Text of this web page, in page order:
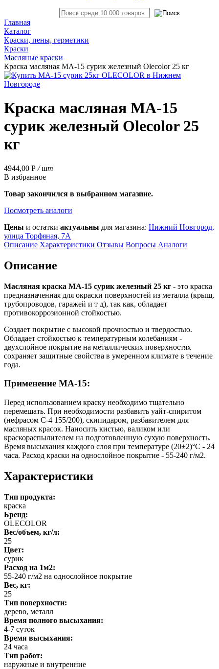
Главная
Каталог
Краски, пены, герметики
Краски
Масляные краски
Краска масляная МА-15 сурик железный Olecolor 25 кг
Краска масляная МА-15
сурик железный Olecolor 25
кг
4944,00 Р / шт
В избранное
Товар закончился в выбранном магазине.
Посмотреть аналоги
Цены и остатки актуальны для магазина: Нижний Новгород,
улица Торфяная, 7А
Описание Характеристики Отзывы Вопросы Аналоги
Описание
Масляная краска МА-15 сурик железный 25 кг - это краска
предназначенная для окраски поверхностей из металла (крыш,
трубопроводов, гаражей и т д), так как, обладает
противокоррозионной стойкостью.
Создает покрытие с высокой прочностью и твердостью.
Обладает стойкостью к температурным колебаниям -
двухслойное покрытие на металлических поверхностях
сохраняет защитные свойства в умеренном климате в течение
года.
Применение МА-15:
Перед использованием краску необходимо тщательно
перемешать. При необходимости разбавить уайт-спиритом
(нефрасом С-4 155/200), скипидаром, разбавителем для
масляных красок. Наносить кистью, валиком или
краскораспылителем на подготовленную сухую поверхность.
Время высыхания каждого слоя при температуре (20±2)°С - 24
часа. Расход краски на однослойное покрытие - 55-240 г/м2.
Характеристики
Тип продукта:
краска
Бренд:
OLECOLOR
Вес/объем, кг/л:
25
Цвет:
сурик
Расход на 1м2:
55-240 г/м2 на однослойное покрытие
Вес, кг:
25
Тип поверхности:
дерево, металл
Время полного высыхания:
4-7 суток
Время высыхания:
24 часа
Тип работ:
наружные и внутренние